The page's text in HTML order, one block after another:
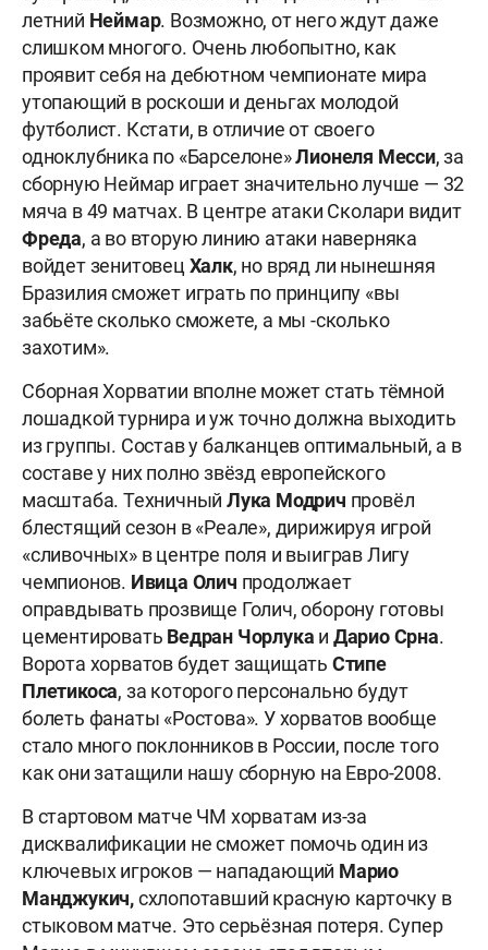
летний Неймар. Возможно, от него ждут даже
слишком многого. Очень любопытно, как
проявит себя на дебютном чемпионате мира
утопающий в роскоши и деньгах молодой
футболист. Кстати, в отличие от своего
одноклубника по «Барселоне»Лионеля Месси, за
сборную Неймар играет значительно лучше — 32
мяча в 49 матчах. В центре атаки Сколари видит
Фреда, а во вторую линию атаки наверняка
войдет зенитовецХалк, но вряд ли нынешняя
Бразилия сможет играть по принципу «вы
забьёте сколько сможете, а мы -сколько
захотим».
Сборная Хорватии вполне может стать тёмной
лошадкой турнира и уж точно должна выходить
из группы. Состав у балканцев оптимальный, а в
составе у них полно звёзд европейского
масштаба. Техничный Лука Модрич провёл
блестящий сезон в «Реале», дирижируя игрой
«сливочных» в центре поля и выиграв Лигу
чемпионов. Ивица Олич продолжает
оправдывать прозвище Голич, оборону готовы
цементировать Ведран Чорлука и Дарио Срна.
Ворота хорватов будет защищать Стипе
Плетикоса, за которого персонально будут
болеть фанаты «Ростова». У хорватов вообще
стало много поклонников в России, после того
как они затащили нашу сборную на Евро-2008.
В стартовом матче ЧМ хорватам из-за
дисквалификации не сможет помочь один из
ключевых игроков — нападающий Марио
Манджукич,схлопотавший красную карточку в
стыковом матче. Это серьёзная потеря. Супер